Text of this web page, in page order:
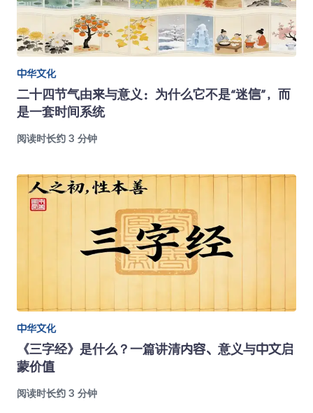
中华文化
二十四节气由来与意义：为什么它不是“迷信”，而
是一套时间系统
阅读时长约 3 分钟
中华文化
《三字经》是什么？一篇讲清内容、意义与中文启
蒙价值
阅读时长约 3 分钟